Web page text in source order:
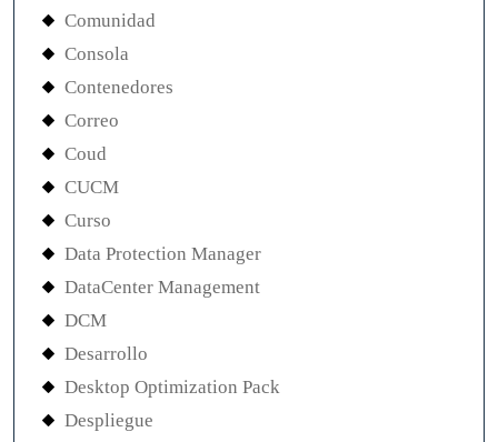
Comunidad
Consola
Contenedores
Correo
Coud
CUCM
Curso
Data Protection Manager
DataCenter Management
DCM
Desarrollo
Desktop Optimization Pack
Despliegue